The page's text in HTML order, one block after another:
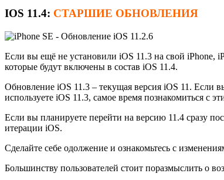
IOS 11.4: СТАРШИЕ ОБНОВЛЕНИЯ
Если вы ещё не установили iOS 11.3 на свой iPhone,
которые будут включены в состав iOS 11.4.
Обновление iOS 11.3 – текущая версия iOS 11. Если
используете iOS 11.3, самое время познакомиться
Если вы планируете перейти на версию 11.4 сразу
итерации iOS.
Сделайте себе одолжение и ознакомьтесь с
Большинству пользователей стоит поразмыслить о